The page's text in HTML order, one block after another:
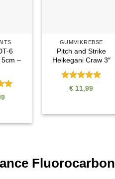
6
–
GUMMIKREBSE
Pitch and Strike
Heikegani Craw 3″
Bewertet
von
€ 11,99
Fluorocarbon